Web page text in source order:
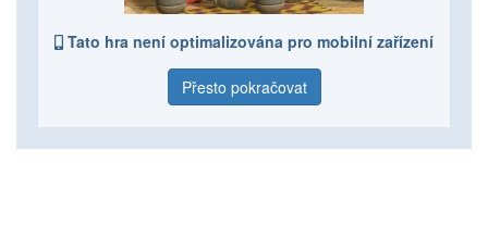
Tato hra není optimalizována pro mobilní zařízení
Přesto pokračovat